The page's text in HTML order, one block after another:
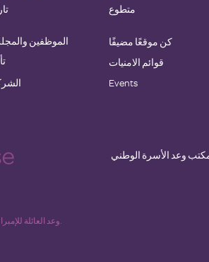
الموظفين
متطوع
كن موقعًا مضيفًا
قوائم الامنيات
Events
وعد الأسرة الوطني